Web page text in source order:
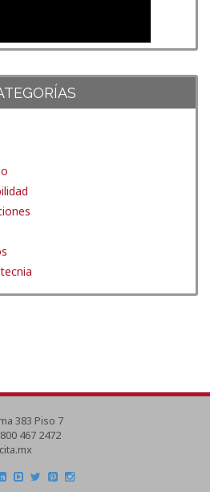
383 Piso 7
467 2472